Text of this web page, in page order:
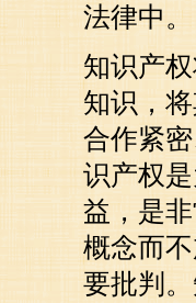
法律中。
知识产
知识，
合作紧
识产权
益，是
概念而
要批判